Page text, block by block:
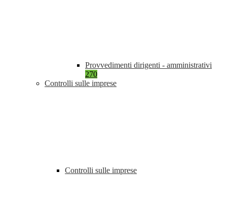
Provvedimenti dirigenti - amministrativi
270
Controlli sulle imprese
Controlli sulle imprese